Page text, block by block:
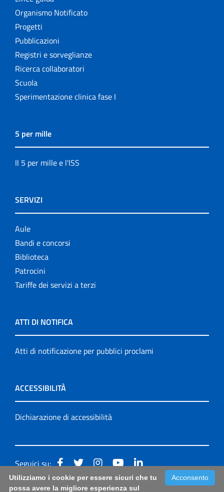
Organismo Notificato
Progetti
Pubblicazioni
Registri e sorveglianze
Ricerca collaboratori
Scuola
Sperimentazione clinica fase I
5 per mille
Il 5 per mille e l'ISS
SERVIZI
Aule
Bandi e concorsi
Biblioteca
Patrocini
Tariffe dei servizi a terzi
ATTI DI NOTIFICA
Atti di notificazione per pubblici proclami
ACCESSIBILITÀ
Dichiarazione di accessibilità
Seguici su:
Accessibilità: form di segnalazione di prima istanza per
Acconsento
Utilizziamo i cookie per essere sicuri che tu
possa avere la migliore esperienza sul